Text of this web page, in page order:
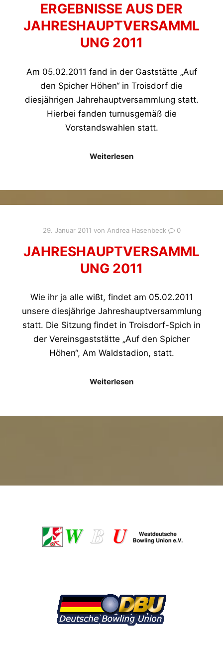
ERGEBNISSE AUS DER
JAHRESHAUPTVERSAMML
UNG 2011
Am 05.02.2011 fand in der Gaststätte „Auf
den Spicher Höhen“ in Troisdorf die
diesjährigen Jahrehauptversammlung statt.
Hierbei fanden turnusgemäß die
Vorstandswahlen statt.
Weiterlesen
29. Januar 2011 von Andrea Hasenbeck 0
JAHRESHAUPTVERSAMML
UNG 2011
Wie ihr ja alle wißt, findet am 05.02.2011
unsere diesjährige Jahreshauptversammlung
statt. Die Sitzung findet in Troisdorf-Spich in
der Vereinsgaststätte „Auf den Spicher
Höhen“, Am Waldstadion, statt.
Weiterlesen